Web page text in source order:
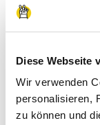
Diese Webseite
Wir verwenden
personalisieren,
zu können und
In deinem